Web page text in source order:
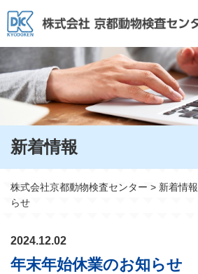
新着情報
株式会社京都動物検査センター > 新着情報
らせ
2024.12.02
年末年始休業のお知らせ